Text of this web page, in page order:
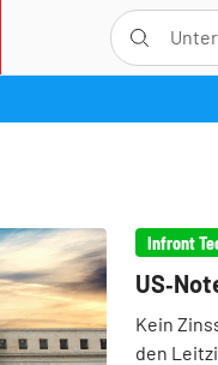
Infront
Kein
den